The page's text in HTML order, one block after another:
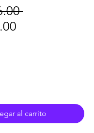
Precio
al carrito